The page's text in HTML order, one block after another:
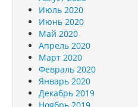
Июль 2020
Июнь 2020
Май 2020
Апрель 2020
Март 2020
Февраль 2020
Январь 2020
Декабрь 2019